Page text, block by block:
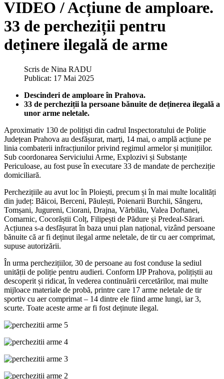
VIDEO / Acțiune de amploare.
33 de percheziții pentru
deținere ilegală de arme
Scris de Nina RADU
Publicat: 17 Mai 2025
Descinderi de amploare în Prahova.
33 de percheziții la persoane bănuite de deținerea ilegală a
unor arme neletale.
Aproximativ 130 de polițiști din cadrul Inspectoratului de Poliție
Județean Prahova au desfășurat, marți, 14 mai, o amplă acțiune pe
linia combaterii infracțiunilor privind regimul armelor și munițiilor.
Sub coordonarea Serviciului Arme, Explozivi și Substanțe
Periculoase, au fost puse în executare 33 de mandate de percheziție
domiciliară.
Perchezițiile au avut loc în Ploiești, precum și în mai multe localități
din județ: Băicoi, Berceni, Păulești, Poienarii Burchii, Sângeru,
Tomșani, Jugureni, Ciorani, Drajna, Vărbilău, Valea Doftanei,
Comarnic, Cocorăștii Colț, Filipești de Pădure și Predeal-Sărari.
Acțiunea s-a desfășurat în baza unui plan național, vizând persoane
bănuite că ar fi deținut ilegal arme neletale, de tir cu aer comprimat,
supuse autorizării.
În urma perchezițiilor, 30 de persoane au fost conduse la sediul
unității de poliție pentru audieri. Conform IJP Prahova, polițiștii au
descoperit și ridicat, în vederea continuării cercetărilor, mai multe
mijloace materiale de probă, printre care 17 arme neletale de tir
sportiv cu aer comprimat – 14 dintre ele fiind arme lungi, iar 3,
scurte. Toate aceste arme ar fi fost deținute ilegal.